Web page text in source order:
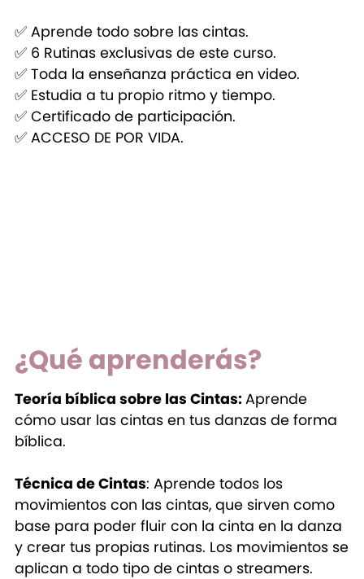
✅ Aprende todo sobre las cintas.
✅ 6 Rutinas exclusivas de este curso.
✅ Toda la enseñanza práctica en video.
✅ Estudia a tu propio ritmo y tiempo.
✅ Certificado de participación.
✅ ACCESO DE POR VIDA.
¿Qué aprenderás?
Teoría bíblica sobre las Cintas:Aprende
cómo usar las cintas en tus danzas de forma
bíblica.
Técnica de Cintas: Aprende todos los
movimientos con las cintas, que sirven como
base para poder fluir con la cinta en la danza
y crear tus propias rutinas. Los movimientos se
aplican a todo tipo de cintas o streamers.